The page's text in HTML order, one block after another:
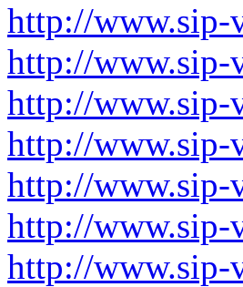
http://www.sip-
http://www.sip-
http://www.sip-
http://www.sip-
http://www.sip-
http://www.sip-
http://www.sip-